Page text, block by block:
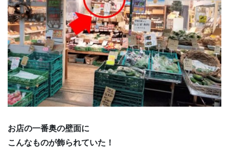
お店の一番奥の壁面に
こんなものが飾られていた！